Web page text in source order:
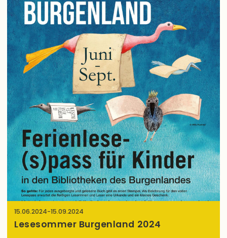
15.06.2024-15.09.2024
Lesesommer Burgenland 2024